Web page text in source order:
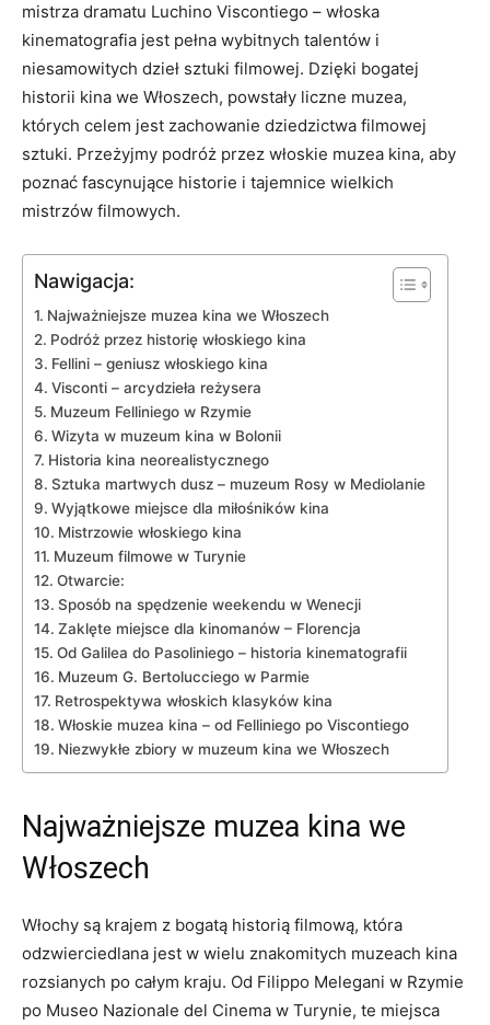
mistrza⁤ dramatu Luchino⁤ Viscontiego – włoska ​
kinematografia jest​ pełna ⁤wybitnych⁤ talentów ⁢i
niesamowitych dzieł sztuki ‍filmowej. Dzięki bogatej
historii ‍kina we Włoszech, ‍powstały liczne​ muzea,
których celem jest zachowanie dziedzictwa filmowej
sztuki. Przeżyjmy podróż przez ⁣włoskie muzea kina, aby
poznać ⁢fascynujące historie⁣ i tajemnice wielkich
mistrzów⁢ filmowych.
Nawigacja:
Najważniejsze muzea kina we Włoszech
Podróż przez ⁢historię włoskiego kina
Fellini – ⁤geniusz włoskiego‌ kina
Visconti – arcydzieła reżysera
Muzeum Felliniego w⁤ Rzymie
Wizyta w muzeum kina ⁤w Bolonii
Historia kina neorealistycznego
Sztuka ⁢martwych dusz ⁤– muzeum Rosy w Mediolanie
Wyjątkowe miejsce ⁤dla miłośników kina
Mistrzowie włoskiego⁤ kina
Muzeum ​filmowe w Turynie
Otwarcie:
Sposób na spędzenie ​weekendu ​w Wenecji
Zaklęte miejsce ​dla ​kinomanów – Florencja
Od ⁣Galilea do Pasoliniego – historia kinematografii
Muzeum G. Bertolucciego w ‌Parmie
Retrospektywa włoskich klasyków⁤ kina
Włoskie muzea⁤ kina – od Felliniego po Viscontiego
Niezwykłe ‌zbiory‍ w muzeum ⁤kina‍ we ​Włoszech
Najważniejsze muzea kina we
Włoszech
Włochy ⁢są krajem⁢ z bogatą ⁣historią​ filmową, która
odzwierciedlana jest w‌ wielu znakomitych⁢ muzeach ​kina
rozsianych po całym​ kraju.⁤ Od⁣ Filippo Melegani‍ w Rzymie
po Museo Nazionale ⁤del Cinema ‍w Turynie,​ te​ miejsca